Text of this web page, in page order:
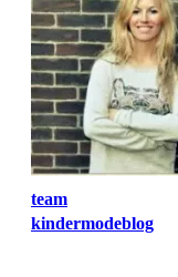
team
kindermodeblog